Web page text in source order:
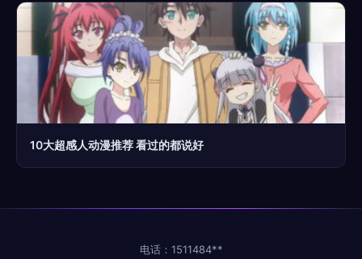
10大超感人动漫推荐 看过的都说好
电话：1511484**